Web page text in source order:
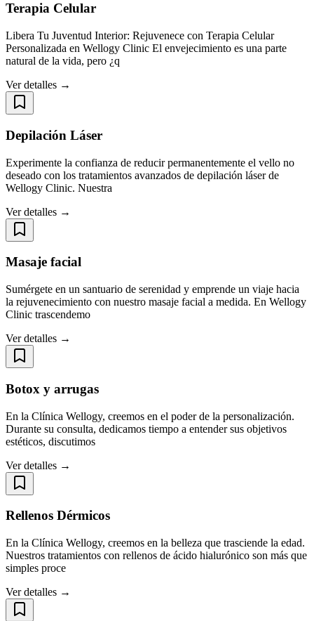
Terapia Celular
Libera Tu Juventud Interior: Rejuvenece con Terapia Celular
Personalizada en Wellogy Clinic El envejecimiento es una parte
natural de la vida, pero ¿q
Ver detalles →
Depilación Láser
Experimente la confianza de reducir permanentemente el vello no
deseado con los tratamientos avanzados de depilación láser de
Wellogy Clinic. Nuestra
Ver detalles →
Masaje facial
Sumérgete en un santuario de serenidad y emprende un viaje hacia
la rejuvenecimiento con nuestro masaje facial a medida. En Wellogy
Clinic trascendemo
Ver detalles →
Botox y arrugas
En la Clínica Wellogy, creemos en el poder de la personalización.
Durante su consulta, dedicamos tiempo a entender sus objetivos
estéticos, discutimos
Ver detalles →
Rellenos Dérmicos
En la Clínica Wellogy, creemos en la belleza que trasciende la edad.
Nuestros tratamientos con rellenos de ácido hialurónico son más que
simples proce
Ver detalles →